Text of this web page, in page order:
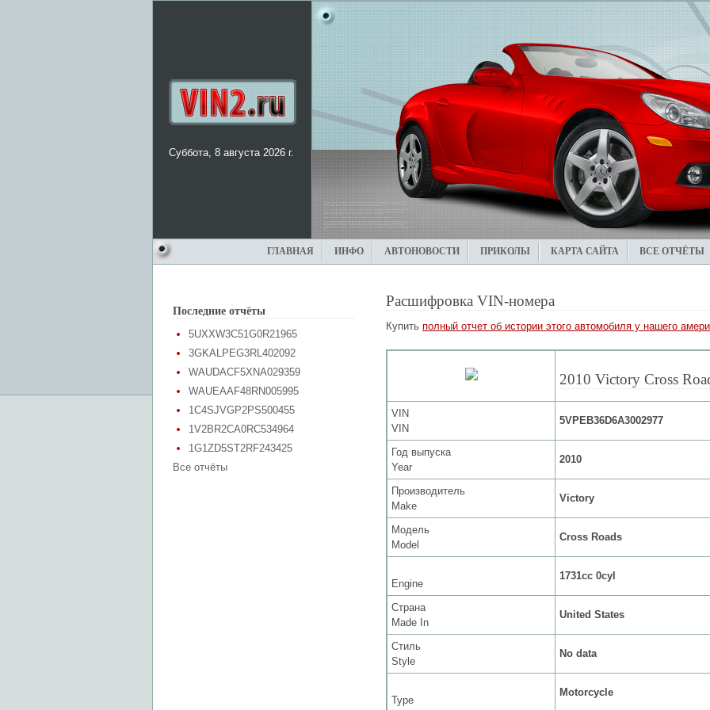
Суббота, 8 августа 2026 г.
ГЛАВНАЯ ИНФО АВТОНОВОСТИ ПРИКОЛЫ КАРТА САЙТА ВСЕ ОТЧЁТЫ
Последние отчёты
5UXXW3C51G0R21965
3GKALPEG3RL402092
WAUDACF5XNA029359
WAUEAAF48RN005995
1C4SJVGP2PS500455
1V2BR2CA0RC534964
1G1ZD5ST2RF243425
Все отчёты
Расшифровка VIN-номера
Купить полный отчет об истории этого автомобиля у нашего
2010 Victory Cross
VIN
VIN
5VPEB36D6A3002977
Год выпуска
Year
2010
Производитель
Make
Victory
Модель
Model
Cross Roads
Engine
1731cc 0cyl
Страна
Made In
United States
Стиль
Style
No data
Type
Motorcycle